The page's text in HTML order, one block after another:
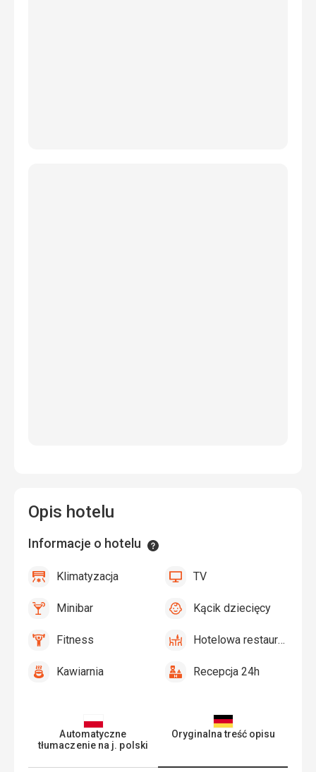
Automatyczne
tłumaczenie na j. polski
Oryginalna treść opisu
Opis hotelu
Informacje o hotelu Informacje
Klimatyzacja
Klimatyzacja
tak TV TV
tak
Minibar,Minibar
tak
KącikKącik dziecięcy
tak
FitnessFitness
tak
Hotelowa
Hotelowa restauracja
tak
Kawiarnia
Kawiarnia
tak
RecepcjaRecepcja 24h
tak